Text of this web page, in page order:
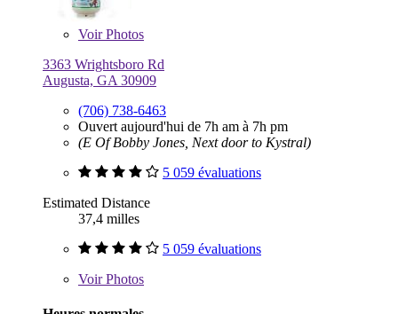
VoirPhotos
3363 Wrightsboro Rd
Augusta, GA 30909
(706) 738-6463
Ouvert aujourd'hui de 7h am à 7h pm
(E Of Bobby Jones, Next door to Kystral)
5 059 évaluations
Estimated Distance
37,4 milles
5 059 évaluations
VoirPhotos